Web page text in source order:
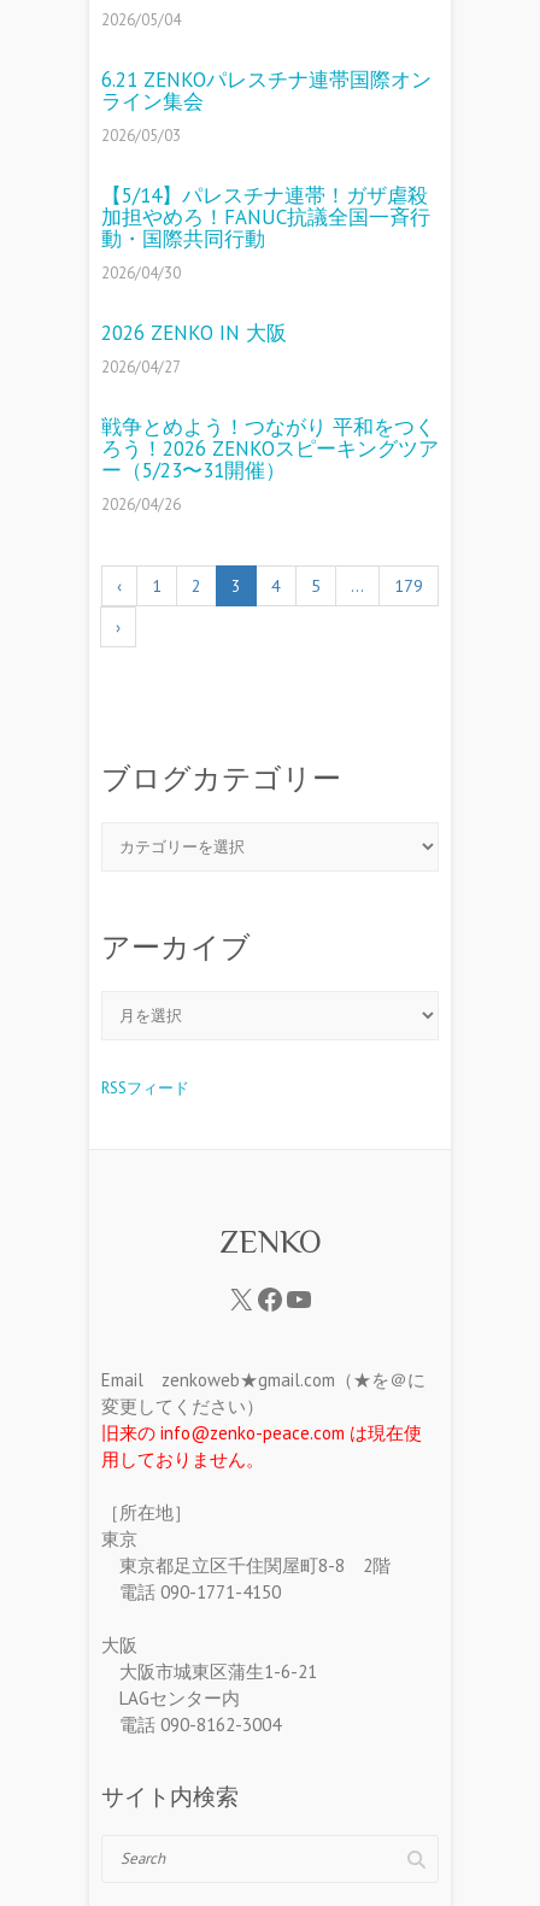
2026/05/04
6.21 ZENKOパレスチナ連帯国際オン
ライン集会
2026/05/03
【5/14】パレスチナ連帯！ガザ虐殺
加担やめろ！FANUC抗議全国一斉行
動・国際共同行動
2026/04/30
2026 ZENKO IN 大阪
2026/04/27
戦争とめよう！つながり 平和をつく
ろう！2026 ZENKOスピーキングツア
ー（5/23〜31開催）
2026/04/26
‹ 1 2 3 4 5 …
179
›
ブログカテゴリー
アーカイブ
RSSフィード
ZENKO
Email zenkoweb★gmail.com（★を＠に
変更してください）
旧来の info@zenko-peace.com は現在使
用しておりません。
［所在地］
東京
東京都足立区千住関屋町8-8 2階
電話 090-1771-4150
大阪
大阪市城東区蒲生1-6-21
LAGセンター内
電話 090-8162-3004
サイト内検索
Search